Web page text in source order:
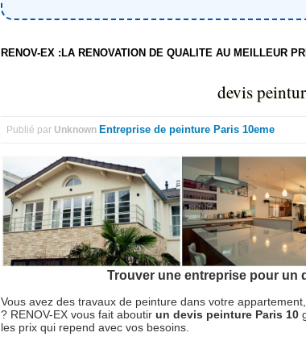
RENOV-EX :LA RENOVATION DE QUALITE AU MEILLEUR
devis
Publié par Unknown Entreprise de peinture Paris 10eme
Trouver une entreprise pour un
Vous avez des travaux de peinture dans votre
? RENOV-EX vous fait aboutir un devis peinture Paris 10
les prix qui repend avec vos besoins.